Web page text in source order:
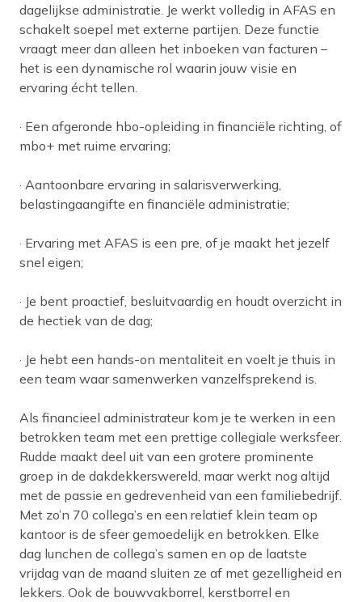
dagelijkse administratie. Je werkt volledig in AFAS en
schakelt soepel met externe partijen. Deze functie
vraagt meer dan alleen het inboeken van facturen –
het is een dynamische rol waarin jouw visie en
ervaring écht tellen.
· Een afgeronde hbo-opleiding in financiële richting, of
mbo+ met ruime ervaring;
· Aantoonbare ervaring in salarisverwerking,
belastingaangifte en financiële administratie;
· Ervaring met AFAS is een pre, of je maakt het jezelf
snel eigen;
· Je bent proactief, besluitvaardig en houdt overzicht in
de hectiek van de dag;
· Je hebt een hands-on mentaliteit en voelt je thuis in
een team waar samenwerken vanzelfsprekend is.
Als financieel administrateur kom je te werken in een
betrokken team met een prettige collegiale werksfeer.
Rudde maakt deel uit van een grotere prominente
groep in de dakdekkerswereld, maar werkt nog altijd
met de passie en gedrevenheid van een familiebedrijf.
Met zo’n 70 collega’s en een relatief klein team op
kantoor is de sfeer gemoedelijk en betrokken. Elke
dag lunchen de collega’s samen en op de laatste
vrijdag van de maand sluiten ze af met gezelligheid en
lekkers. Ook de bouwvakborrel, kerstborrel en